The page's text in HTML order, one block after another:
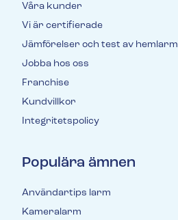
Våra kunder
Vi är certifierade
Jämförelser och test av hemlarm
Jobba hos oss
Franchise
Kundvillkor
Integritetspolicy
Populära ämnen
Användartips larm
Kameralarm